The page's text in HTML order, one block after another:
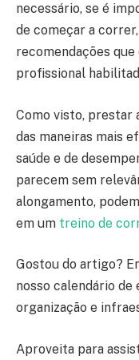
necessário, se é
de começar a
recomendações
profissional
Como visto, prestar
das maneiras mais
saúde e de
parecem sem
alongamento,
em um treino de
Gostou do artigo?
nosso calendário de
organização e
Aproveita para